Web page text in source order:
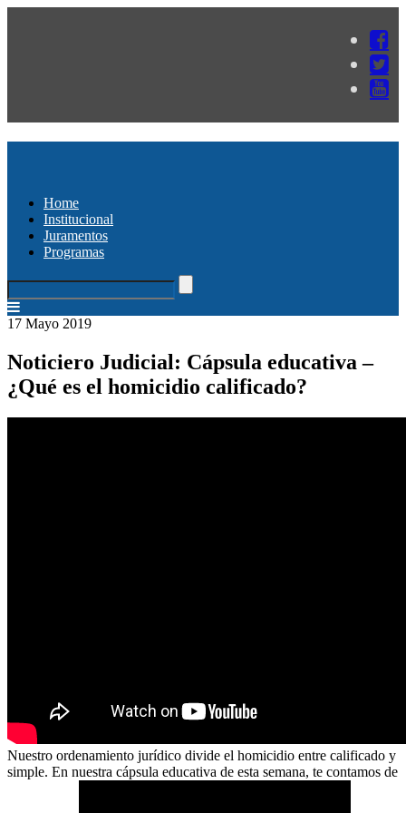
Home
Institucional
Juramentos
Programas
17 Mayo 2019
Noticiero Judicial: Cápsula educativa –
¿Qué es el homicidio calificado?
Nuestro ordenamiento jurídico divide el homicidio entre calificado y
simple. En nuestra cápsula educativa de esta semana, te contamos de